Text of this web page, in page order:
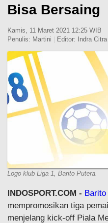
LIGA SPANYOL
LIGA JERMAN
LIGA PRANCIS
LIGA EUROPA
E-SPORT
TEMPAT OLAHRAGA
KOMUNITAS SEHAT
Bisa Bersaing
Kamis, 11 Maret 2021 12:25 WIB
Penulis: Martini Editor: Indra
Logo klub Liga 1, Barito Putera.
INDOSPORT.COM -
mempromosikan tiga
menjelang kick-off Piala